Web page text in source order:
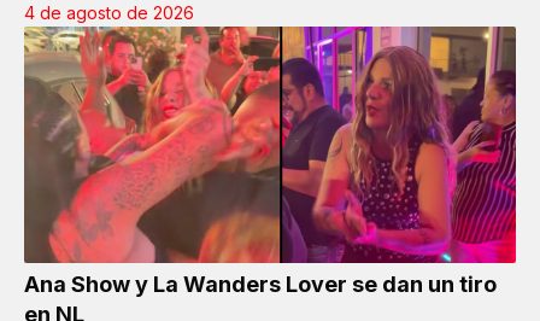
4 de agosto de 2026
Ana Show y La Wanders Lover se dan un tiro
en NL